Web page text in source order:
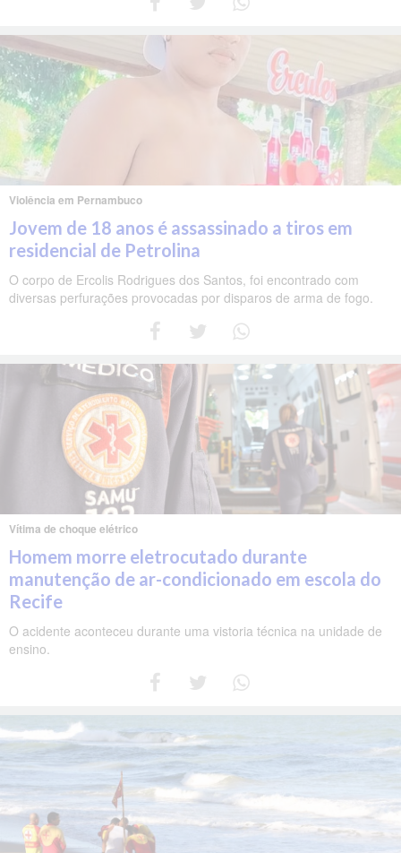
Violência em Pernambuco
Jovem de 18 anos é assassinado a tiros em
residencial de Petrolina
O corpo de Ercolis Rodrigues dos Santos, foi encontrado com
diversas perfurações provocadas por disparos de arma de fogo.
Vítima de choque elétrico
Homem morre eletrocutado durante
manutenção de ar-condicionado em escola do
Recife
O acidente aconteceu durante uma vistoria técnica na unidade de
ensino.